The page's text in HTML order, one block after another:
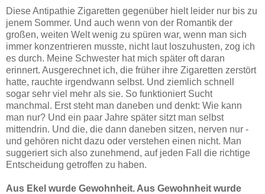
Diese Antipathie Zigaretten gegenüber hielt leider nur bis zu
jenem Sommer. Und auch wenn von der Romantik der
großen, weiten Welt wenig zu spüren war, wenn man sich
immer konzentrieren musste, nicht laut loszuhusten, zog ich
es durch. Meine Schwester hat mich später oft daran
erinnert. Ausgerechnet ich, die früher ihre Zigaretten zerstört
hatte, rauchte irgendwann selbst. Und ziemlich schnell
sogar sehr viel mehr als sie. So funktioniert Sucht
manchmal. Erst steht man daneben und denkt: Wie kann
man nur? Und ein paar Jahre später sitzt man selbst
mittendrin. Und die, die dann daneben sitzen, nerven nur -
und gehören nicht dazu oder verstehen einen nicht. Man
suggeriert sich also zunehmend, auf jeden Fall die richtige
Entscheidung getroffen zu haben.
Aus Ekel wurde Gewohnheit. Aus Gewohnheit wurde